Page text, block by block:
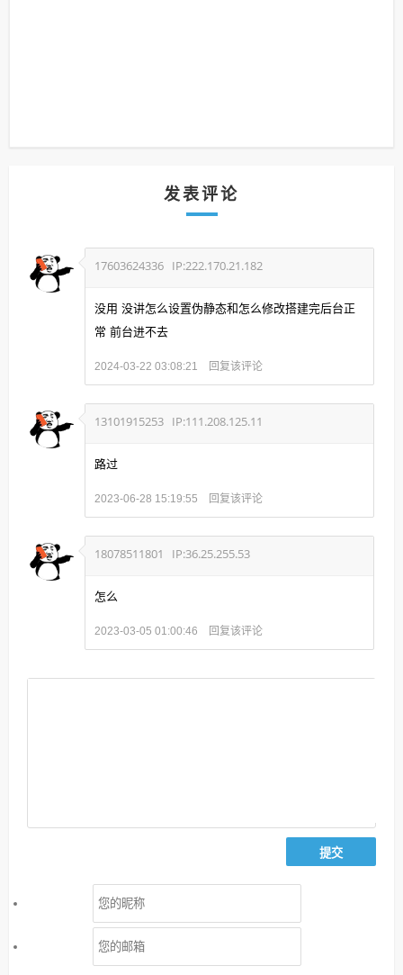
发表评论
17603624336 IP:222.170.21.182
没用 没讲怎么设置伪静态和怎么修改搭建完后台正
常 前台进不去
2024-03-22 03:08:21 回复该评论
13101915253 IP:111.208.125.11
路过
2023-06-28 15:19:55 回复该评论
18078511801 IP:36.25.255.53
怎么
2023-03-05 01:00:46 回复该评论